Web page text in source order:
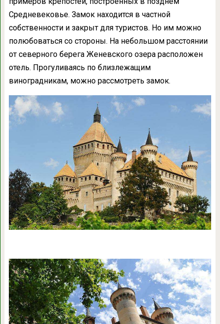
Средневековье. Замок находится в частной
собственности и закрыт для туристов. Но им можно
полюбоваться со стороны. На небольшом расстоянии
от северного берега Женевского озера расположен
отель. Прогуливаясь по близлежащим
виноградникам, можно рассмотреть замок.